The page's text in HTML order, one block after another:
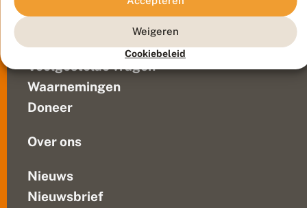
Weigeren
Cookiebeleid
o
n
-
o
ze
ook,
net
als
duizenden
kilometers
kunnen
Contact
Veelgestelde vragen
Waarnemingen
Doneer
Over ons
Nieuws
Nieuwsbrief
Privacy
Sitemap